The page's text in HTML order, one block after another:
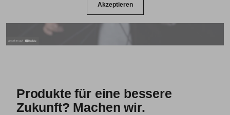
Akzeptieren
Produkte für eine bessere
Zukunft? Machen wir.